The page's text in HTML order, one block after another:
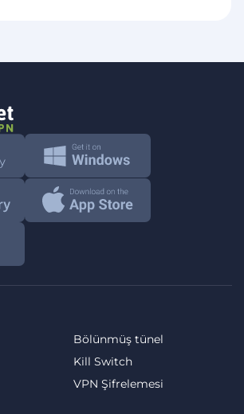
Bölünmüş tünel
Kill Switch
VPN Şifrelemesi